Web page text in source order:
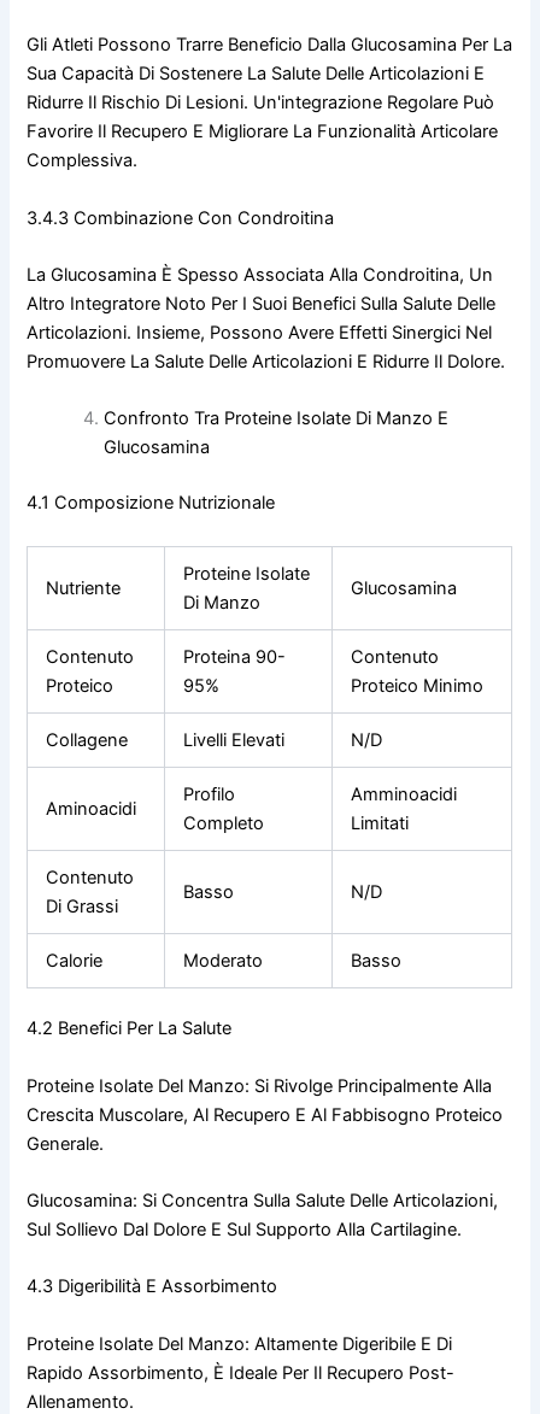
Gli Atleti Possono Trarre Beneficio Dalla Glucosamina Per La
Sua Capacità Di Sostenere La Salute Delle Articolazioni E
Ridurre Il Rischio Di Lesioni. Un'integrazione Regolare Può
Favorire Il Recupero E Migliorare La Funzionalità Articolare
Complessiva.
3.4.3 Combinazione Con Condroitina
La Glucosamina È Spesso Associata Alla Condroitina, Un
Altro Integratore Noto Per I Suoi Benefici Sulla Salute Delle
Articolazioni. Insieme, Possono Avere Effetti Sinergici Nel
Promuovere La Salute Delle Articolazioni E Ridurre Il Dolore.
Confronto Tra Proteine Isolate Di Manzo E
Glucosamina
4.1 Composizione Nutrizionale
Nutriente
Proteine Isolate
Di Manzo
Glucosamina
Contenuto
Proteico
Proteina 90-
95%
Contenuto
Proteico Minimo
Collagene Livelli Elevati N/D
Aminoacidi
Profilo
Completo
Amminoacidi
Limitati
Contenuto
Di Grassi
Basso N/D
Calorie Moderato Basso
4.2 Benefici Per La Salute
Proteine Isolate Del Manzo: Si Rivolge Principalmente Alla
Crescita Muscolare, Al Recupero E Al Fabbisogno Proteico
Generale.
Glucosamina: Si Concentra Sulla Salute Delle Articolazioni,
Sul Sollievo Dal Dolore E Sul Supporto Alla Cartilagine.
4.3 Digeribilità E Assorbimento
Proteine Isolate Del Manzo: Altamente Digeribile E Di
Rapido Assorbimento, È Ideale Per Il Recupero Post-
Allenamento.